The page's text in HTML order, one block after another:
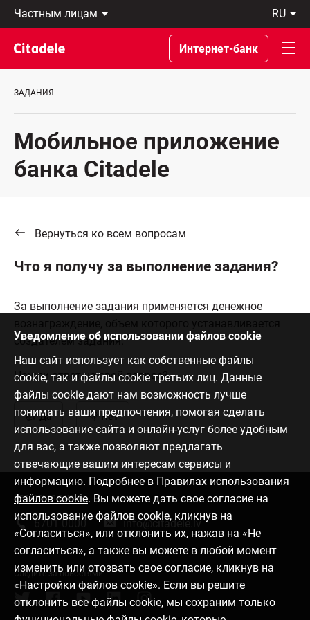
Частным
лицам
Предприятиям
Private
Banking
банке
ru
Latviski
По-
русски
In
Интернет-банк
ЗАДАНИЯ
Мобильное приложение
банка Citadelе
Вернуться ко всем вопросам
Что я получу за выполнение задания?
За выполнение задания применяется денежное
создателем задания.
Нашли ответ на свой вопрос?
Да Нет
Уведомление об использовании файлов cookie
Наш сайт использует как собственные файлы
cookie, так и файлы cookie третьих лиц. Данные
файлы cookie дают нам возможность лучше
понимать ваши предпочтения, помогая сделать
использование сайта и онлайн-услуг более удобным
для вас, а также позволяют предлагать
отвечающие вашим интересам сервисы и
информацию. Подробнее в Правилах использования
файлов cookie. Вы можете дать свое согласие на
использование файлов cookie, кликнув на
«Согласиться», или отклонить их, нажав на «Не
согласиться», а также вы можете в любой момент
изменить или отозвать свое согласие, кликнув на
«Настройки файлов cookie». Если вы решите
отклонить все файлы cookie, мы сохраним только
Связаться с нами
6701 0000 info@citadele.lv
Следите за новостями